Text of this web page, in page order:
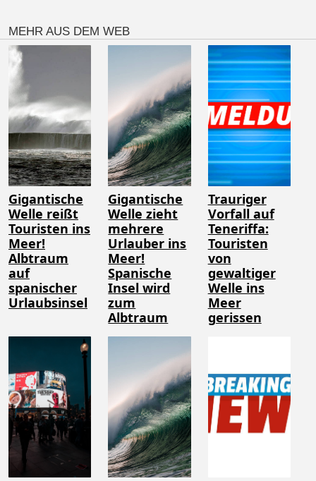
MEHR AUS DEM WEB
Gigantische
Welle reißt
Touristen ins
Meer!
Albtraum
auf
spanischer
Urlaubsinsel
Gigantische
Welle zieht
mehrere
Urlauber ins
Meer!
Spanische
Insel wird
zum
Albtraum
Trauriger
Vorfall auf
Teneriffa:
Touristen
von
gewaltiger
Welle ins
Meer
gerissen